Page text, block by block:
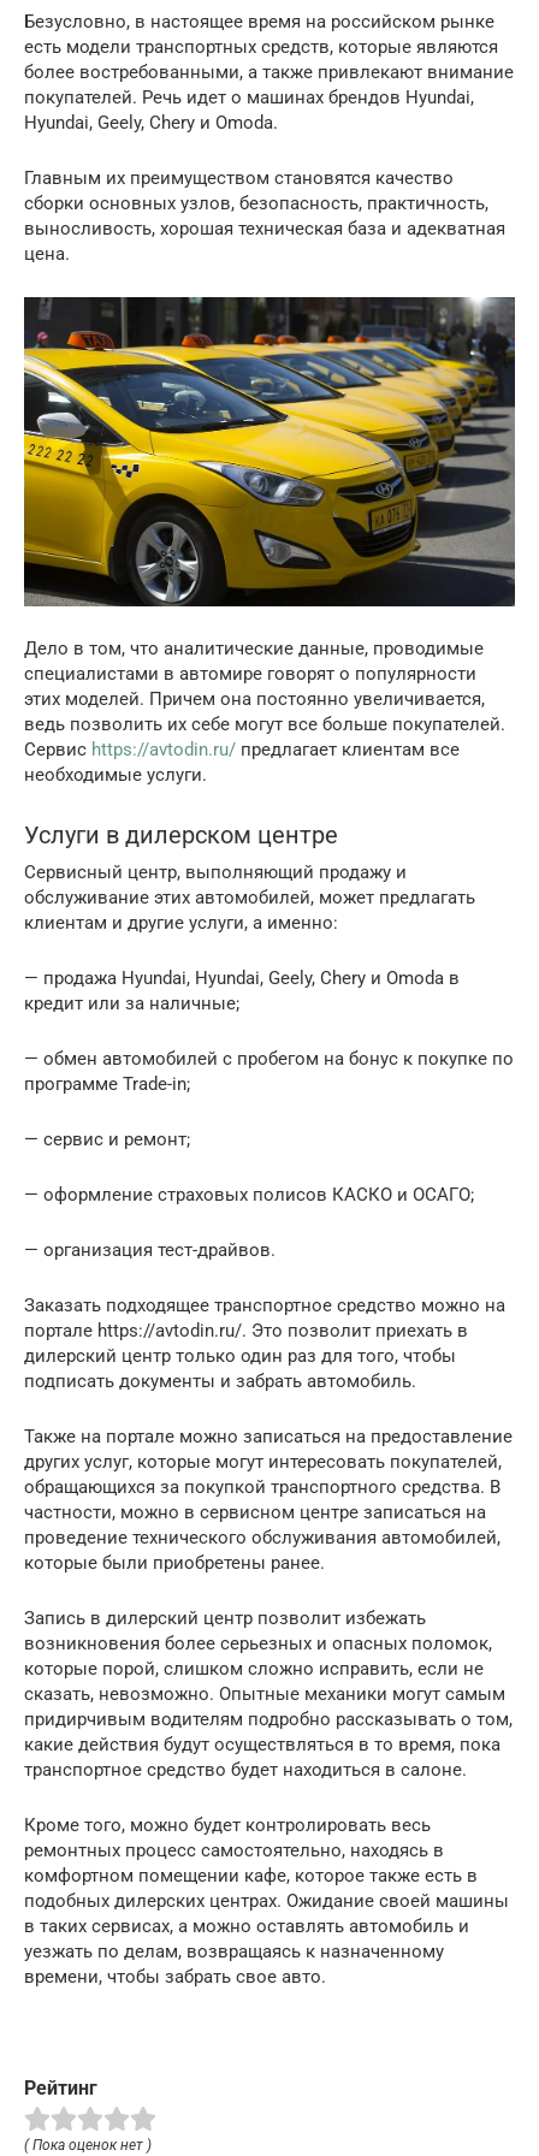
Безусловно, в настоящее время на российском рынке
есть модели транспортных средств, которые являются
более востребованными, а также привлекают внимание
покупателей. Речь идет о машинах брендов Hyundai,
Hyundai, Geely, Chery и Omoda.
Главным их преимуществом становятся качество
сборки основных узлов, безопасность, практичность,
выносливость, хорошая техническая база и адекватная
цена.
Дело в том, что аналитические данные, проводимые
специалистами в автомире говорят о популярности
этих моделей. Причем она постоянно увеличивается,
ведь позволить их себе могут все больше покупателей.
Сервис https://avtodin.ru/ предлагает клиентам все
необходимые услуги.
Услуги в дилерском центре
Сервисный центр, выполняющий продажу и
обслуживание этих автомобилей, может предлагать
клиентам и другие услуги, а именно:
— продажа Hyundai, Hyundai, Geely, Chery и Omoda в
кредит или за наличные;
— обмен автомобилей с пробегом на бонус к покупке по
программе Trade-in;
— сервис и ремонт;
— оформление страховых полисов КАСКО и ОСАГО;
— организация тест-драйвов.
Заказать подходящее транспортное средство можно на
портале https://avtodin.ru/. Это позволит приехать в
дилерский центр только один раз для того, чтобы
подписать документы и забрать автомобиль.
Также на портале можно записаться на предоставление
других услуг, которые могут интересовать покупателей,
обращающихся за покупкой транспортного средства. В
частности, можно в сервисном центре записаться на
проведение технического обслуживания автомобилей,
которые были приобретены ранее.
Запись в дилерский центр позволит избежать
возникновения более серьезных и опасных поломок,
которые порой, слишком сложно исправить, если не
сказать, невозможно. Опытные механики могут самым
придирчивым водителям подробно рассказывать о том,
какие действия будут осуществляться в то время, пока
транспортное средство будет находиться в салоне.
Кроме того, можно будет контролировать весь
ремонтных процесс самостоятельно, находясь в
комфортном помещении кафе, которое также есть в
подобных дилерских центрах. Ожидание своей машины
в таких сервисах, а можно оставлять автомобиль и
уезжать по делам, возвращаясь к назначенному
времени, чтобы забрать свое авто.
Рейтинг
( Пока оценок нет )